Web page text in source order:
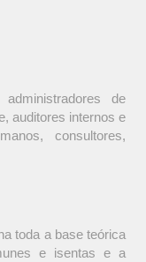
de
auditores internos e
consultores,
toda a base teórica
e isentas e a